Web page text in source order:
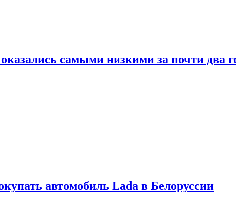
самыми низкими за почти два
автомобиль Lada в Белоруссии